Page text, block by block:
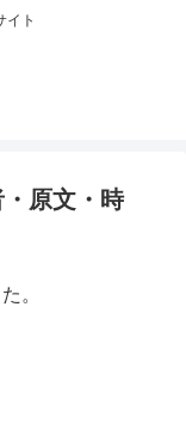
イト
原文・時
。